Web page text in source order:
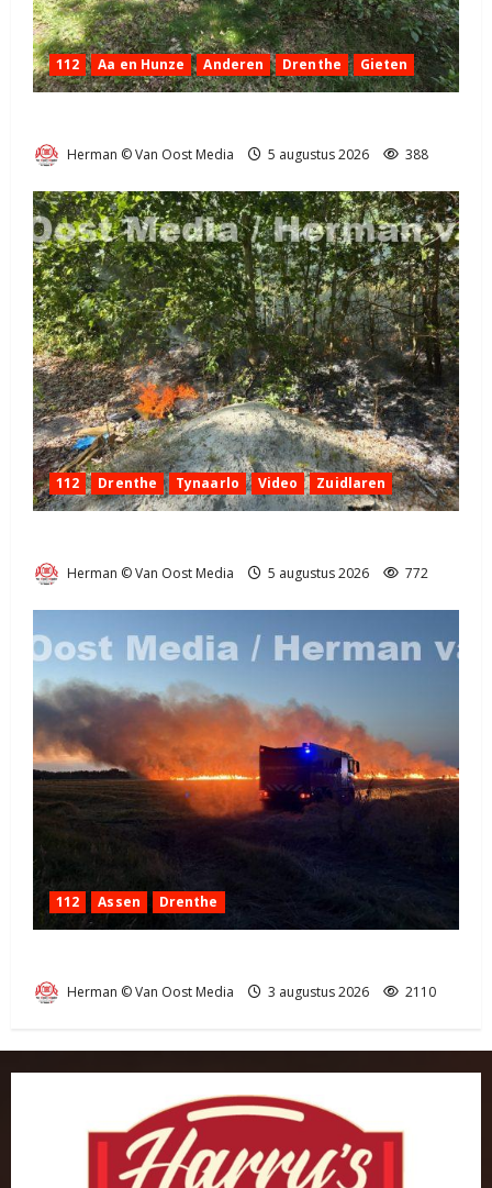
112 Aa en Hunze Anderen Drenthe Gieten
Herman © Van Oost Media 5 augustus 2026 388
112 Drenthe Tynaarlo Video Zuidlaren
Herman © Van Oost Media 5 augustus 2026 772
112 Assen Drenthe
Herman © Van Oost Media 3 augustus 2026 2110